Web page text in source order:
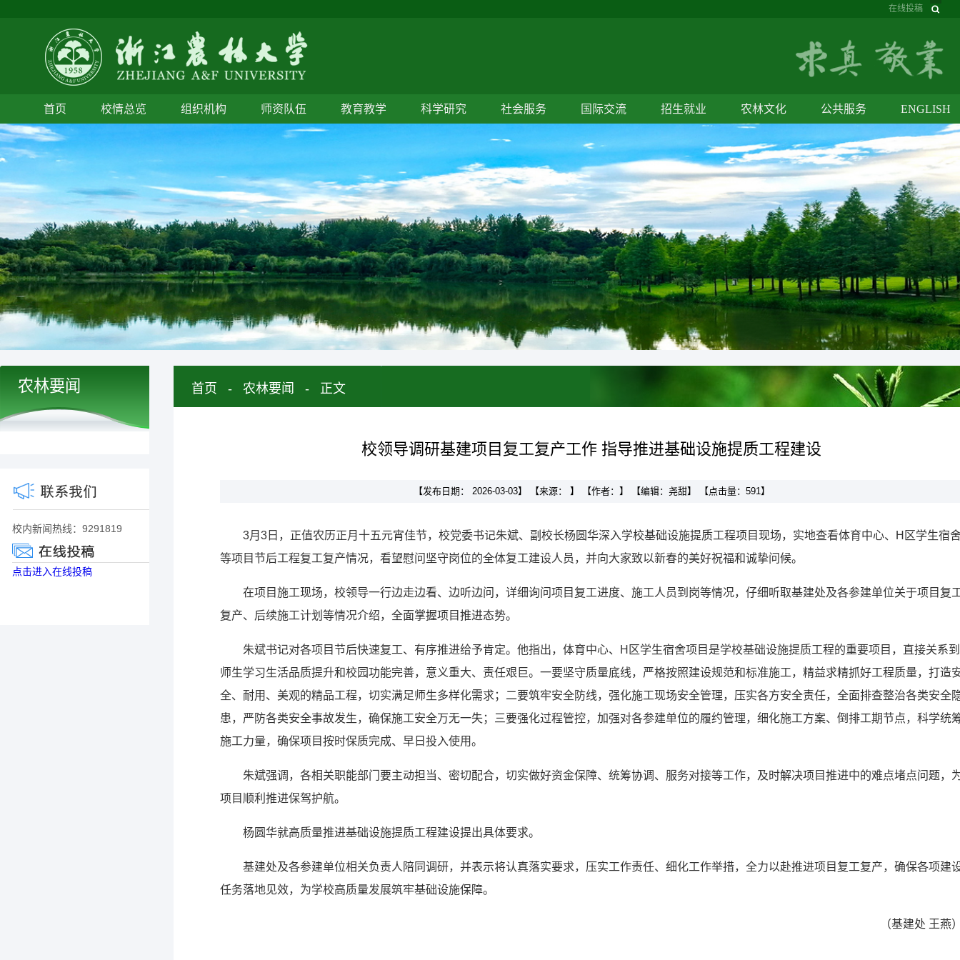
在线投稿
首页 校情总览 组织机构 师资队伍 教育教学 科学研究 社会服务 国际交流 招生就业 农林文化 公共服务 ENGLISH
农林要闻
校内新闻热线：9291819
点击进入在线投稿
首页 - 农林要闻 - 正文
校领导调研基建项目复工复产工作 指导推进基础设施提质工程建设
【发布日期： 2026-03-03】 【来源： 】 【作者：】 【编辑：尧甜】 【点击量： 591】
3月3日，正值农历正月十五元宵佳节，校党委书记朱斌、副校长杨圆华深入学校基础设施提质工程项目现场，实地查看体育中心、H区学生宿
等项目节后工程复工复产情况，看望慰问坚守岗位的全体复工建设人员，并向大家致以新春的美好祝福和诚挚问候。
在项目施工现场，校领导一行边走边看、边听边问，详细询问项目复工进度、施工人员到岗等情况，仔细听取基建处及各参建单位关于项目复
复产、后续施工计划等情况介绍，全面掌握项目推进态势。
朱斌书记对各项目节后快速复工、有序推进给予肯定。他指出，体育中心、H区学生宿舍项目是学校基础设施提质工程的重要项目，直接关系到
师生学习生活品质提升和校园功能完善，意义重大、责任艰巨。一要坚守质量底线，严格按照建设规范和标准施工，精益求精抓好工程质量，打造
全、耐用、美观的精品工程，切实满足师生多样化需求；二要筑牢安全防线，强化施工现场安全管理，压实各方安全责任，全面排查整治各类安全
患，严防各类安全事故发生，确保施工安全万无一失；三要强化过程管控，加强对各参建单位的履约管理，细化施工方案、倒排工期节点，科学统
施工力量，确保项目按时保质完成、早日投入使用。
朱斌强调，各相关职能部门要主动担当、密切配合，切实做好资金保障、统筹协调、服务对接等工作，及时解决项目推进中的难点堵点问题，
项目顺利推进保驾护航。
杨圆华就高质量推进基础设施提质工程建设提出具体要求。
基建处及各参建单位相关负责人陪同调研，并表示将认真落实要求，压实工作责任、细化工作举措，全力以赴推进项目复工复产，确保各项建
任务落地见效，为学校高质量发展筑牢基础设施保障。
（基建处 王燕